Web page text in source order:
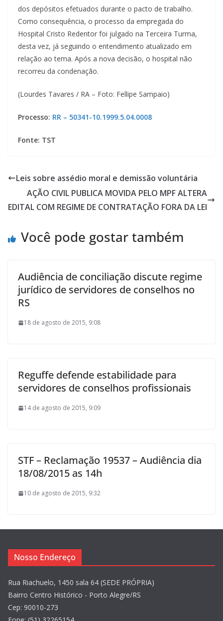
dos depósitos efetuados durante o pacto de trabalho.
Como consequência, o processo da empregada do
Hospital Cristo Redentor foi julgado na Terceira Turma,
desta vez, já seguindo o entendimento atualizado em
relação ao tema. Após a nova decisão, o hospital não
recorreu da condenação.
(Lourdes Tavares / RA – Foto: Fellipe Sampaio)
Processo: RR – 50341-10.1999.5.04.0008
Fonte: TST
Leis sobre assédio moral e demissão voluntária
AÇÃO CIVIL PUBLICA MOVIDA PELO MPF ALTERA
EDITAL COM REGIME DE CONTRATAÇÃO FORA DA LEI
Você pode gostar também
Audiência de conciliação discute regime
jurídico de servidores de conselhos no
RS
18 de agosto de 2015, 9:08
Reguffe defende estabilidade para
servidores de conselhos profissionais
14 de agosto de 2015, 9:09
STF – Reclamação 19537 – Audiência dia
18/08/2015 as 14h
10 de agosto de 2015, 9:32
Nosso Endereço
Rua Riachuelo, 1450 sala 64 (SEDE PRÓPRIA)
Bairro Centro Histórico - Porto Alegre/RS
Cep: 90010-273